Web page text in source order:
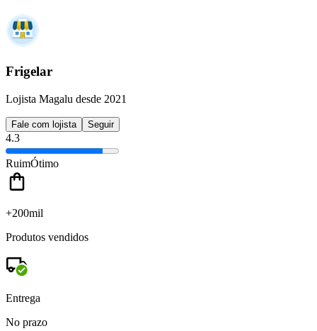
Frigelar
Lojista Magalu desde 2021
Fale com lojista Seguir
4.3
RuimÓtimo
+200mil
Produtos vendidos
Entrega
No prazo